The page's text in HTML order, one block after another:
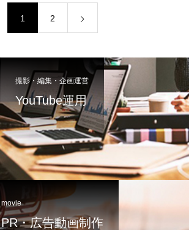
1 2
撮影・編集・企画運営
YouTube運用
movie
PR・広告動画制作